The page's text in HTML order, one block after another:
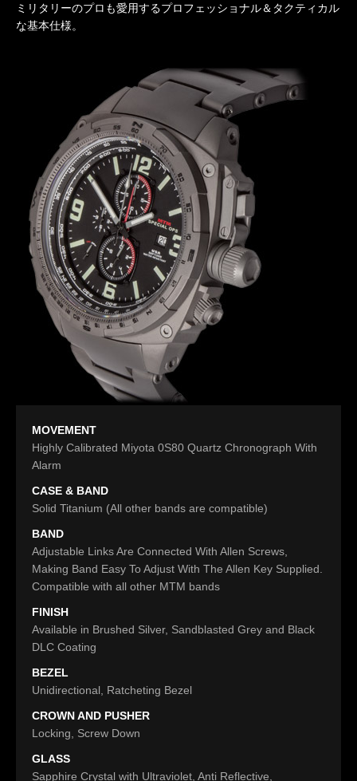
ミリタリーのプロも愛用するプロフェッショナル＆タクティカル
な基本仕様。
MOVEMENT
Highly Calibrated Miyota 0S80 Quartz Chronograph With
Alarm
CASE & BAND
Solid Titanium (All other bands are compatible)
BAND
Adjustable Links Are Connected With Allen Screws,
Making Band Easy To Adjust With The Allen Key Supplied.
Compatible with all other MTM bands
FINISH
Available in Brushed Silver, Sandblasted Grey and Black
DLC Coating
BEZEL
Unidirectional, Ratcheting Bezel
CROWN AND PUSHER
Locking, Screw Down
GLASS
Sapphire Crystal with Ultraviolet, Anti Reflective,